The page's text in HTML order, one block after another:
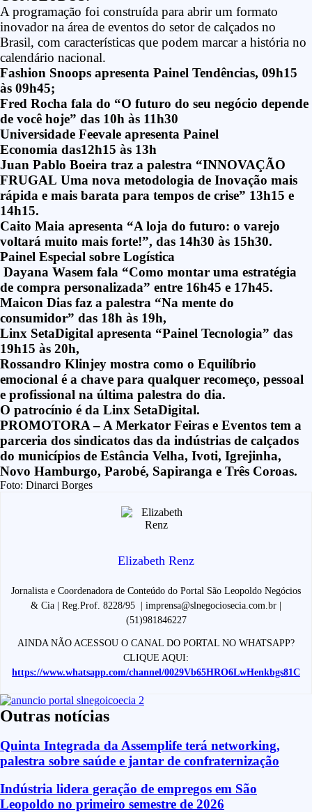
A programação foi construída para abrir um formato
inovador na área de eventos do setor de calçados no
Brasil, com características que podem marcar a história no
calendário nacional.
Fashion Snoops apresenta Painel Tendências, 09h15
às 09h45;
Fred Rocha fala do “O futuro do seu negócio depende
de você hoje” das 10h às 11h30
Universidade Feevale apresenta Painel
Economia das12h15 às 13h
Juan Pablo Boeira traz a palestra “INNOVAÇÃO
FRUGAL Uma nova metodologia de Inovação mais
rápida e mais barata para tempos de crise” 13h15 e
14h15.
Caito Maia apresenta “A loja do futuro: o varejo
voltará muito mais forte!”, das 14h30 às 15h30.
Painel Especial sobre Logística
Dayana Wasem fala “Como montar uma estratégia
de compra personalizada” entre 16h45 e 17h45.
Maicon Dias faz a palestra “Na mente do
consumidor” das 18h às 19h,
Linx SetaDigital apresenta “Painel Tecnologia” das
19h15 às 20h,
Rossandro Klinjey mostra como o Equilíbrio
emocional é a chave para qualquer recomeço, pessoal
e profissional na última palestra do dia.
O patrocínio é da Linx SetaDigital.
PROMOTORA – A Merkator Feiras e Eventos tem a
parceria dos sindicatos das da indústrias de calçados
do municípios de Estância Velha, Ivoti, Igrejinha,
Novo Hamburgo, Parobé, Sapiranga e Três Coroas.
Foto: Dinarci Borges
Elizabeth Renz
Jornalista e Coordenadora de Conteúdo do Portal São Leopoldo Negócios
& Cia | Reg.Prof. 8228/95 | imprensa@slnegociosecia.com.br |
(51)981846227
AINDA NÃO ACESSOU O CANAL DO PORTAL NO WHATSAPP?
CLIQUE AQUI:
https://www.whatsapp.com/channel/0029Vb65HRO6LwHenkbgs81C
Outras notícias
Quinta Integrada da Assemplife terá networking,
palestra sobre saúde e jantar de confraternização
Indústria lidera geração de empregos em São
Leopoldo no primeiro semestre de 2026